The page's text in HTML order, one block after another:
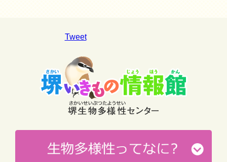
Tweet